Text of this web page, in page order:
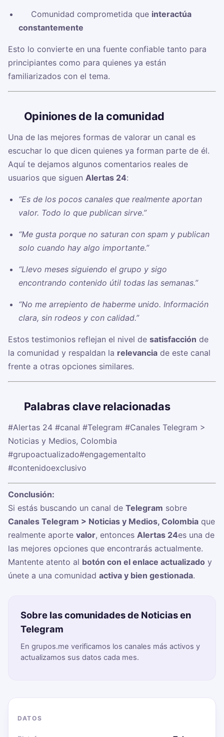
✅ Comunidad comprometida que interactúa
constantemente
Esto lo convierte en una fuente confiable tanto para
principiantes como para quienes ya están
familiarizados con el tema.
Opiniones de la comunidad
Una de las mejores formas de valorar un canal es
escuchar lo que dicen quienes ya forman parte de él.
Aquí te dejamos algunos comentarios reales de
usuarios que siguen Alertas 24:
“Es de los pocos canales que realmente aportan
valor. Todo lo que publican sirve.”
“Me gusta porque no saturan con spam y publican
solo cuando hay algo importante.”
“Llevo meses siguiendo el grupo y sigo
encontrando contenido útil todas las semanas.”
“No me arrepiento de haberme unido. Información
clara, sin rodeos y con calidad.”
Estos testimonios reflejan el nivel de satisfacción de
la comunidad y respaldan la relevancia de este canal
frente a otras opciones similares.
Palabras clave relacionadas
#Alertas 24 #canal #Telegram #Canales Telegram >
Noticias y Medios, Colombia
#grupoactualizado#engagementalto
#contenidoexclusivo
Conclusión:
Si estás buscando un canal de Telegram sobre
Canales Telegram > Noticias y Medios, Colombia que
realmente aporte valor, entonces Alertas 24es una de
las mejores opciones que encontrarás actualmente.
Mantente atento al botón con el enlace actualizado y
únete a una comunidad activa y bien gestionada.
Sobre las comunidades de Noticias en
Telegram
En grupos.me verificamos los canales más activos y
actualizamos sus datos cada mes.
DATOS